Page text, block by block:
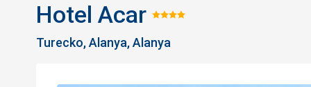
Hotel Acar Hodnotenie:
4/5
Turecko, Alanya, Alanya